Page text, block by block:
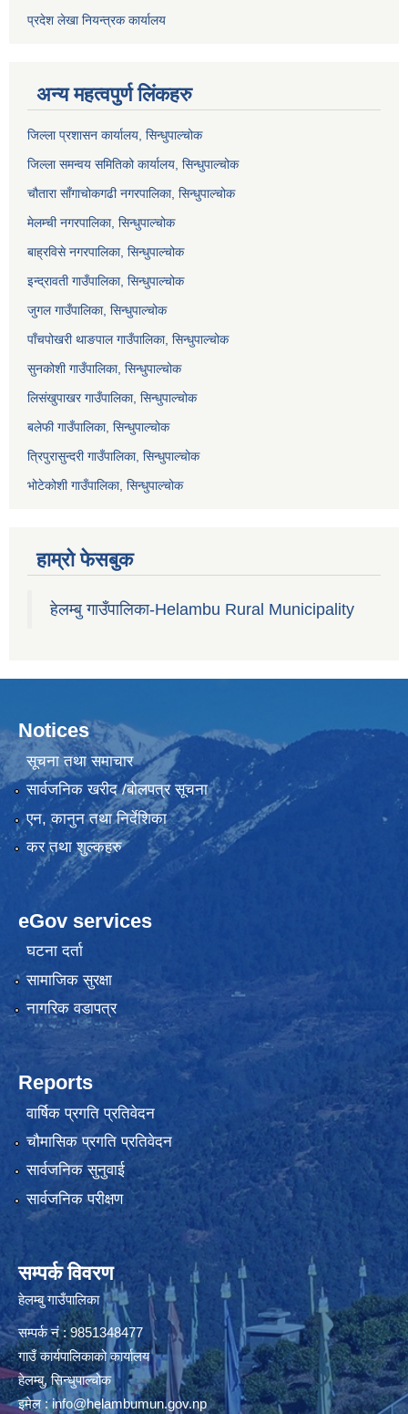
प्रदेश लेखा नियन्त्रक कार्यालय
अन्य महत्वपुर्ण लिंकहरु
जिल्ला प्रशासन कार्यालय, सिन्धुपाल्चोक
जिल्ला समन्वय समितिको कार्यालय, सिन्धुपाल्चोक
चौतारा साँगाचोकगढी नगरपालिका, सिन्धुपाल्चोक
मेलम्ची नगरपालिका, सिन्धुपाल्चोक
बाह्रविसे नगरपालिका, सिन्धुपाल्चोक
इन्द्रावती गाउँपालिका, सिन्धुपाल्चोक
जुगल गाउँपालिका, सिन्धुपाल्चोक
पाँचपोखरी थाङपाल गाउँपालिका, सिन्धुपाल्चोक
सुनकोशी गाउँपालिका, सिन्धुपाल्चोक
लिसंखुपाखर गाउँपालिका, सिन्धुपाल्चोक
बलेफी गाउँपालिका, सिन्धुपाल्चोक
त्रिपुरासुन्दरी गाउँपालिका, सिन्धुपाल्चोक
भोटेकोशी गाउँपालिका, सिन्धुपाल्चोक
हाम्रो फेसबुक
हेलम्बु गाउँपालिका-Helambu Rural Municipality
Notices
सूचना तथा समाचार
सार्वजनिक खरीद /बोलपत्र सूचना
एन, कानुन तथा निर्देशिका
कर तथा शुल्कहरु
eGov services
घटना दर्ता
सामाजिक सुरक्षा
नागरिक वडापत्र
Reports
वार्षिक प्रगति प्रतिवेदन
चौमासिक प्रगति प्रतिवेदन
सार्वजनिक सुनुवाई
सार्वजनिक परीक्षण
सम्पर्क विवरण
हेलम्बु गाउँपालिका
सम्पर्क नं : 9851348477
गाउँ कार्यपालिकाको कार्यालय
हेलम्बु, सिन्धुपाल्चोक
इमेल :info@helambumun.gov.np